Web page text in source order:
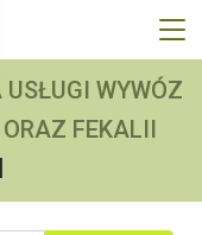
WYWÓZ
FEKALII